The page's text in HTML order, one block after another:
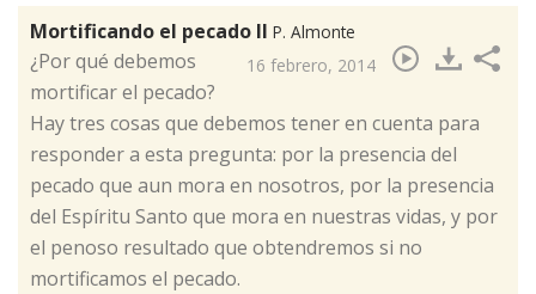
Mortificando el pecado II P. Almonte
16 febrero, 2014
¿Por qué debemos
mortificar el pecado?
Hay tres cosas que debemos tener en cuenta para
responder a esta pregunta: por la presencia del
pecado que aun mora en nosotros, por la presencia
del Espíritu Santo que mora en nuestras vidas, y por
el penoso resultado que obtendremos si no
mortificamos el pecado.